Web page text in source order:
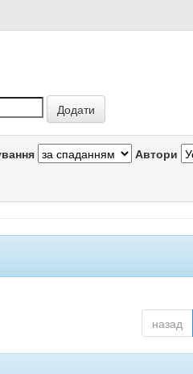
Автори
назад